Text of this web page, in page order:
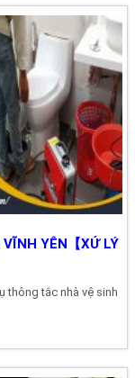
YÊN【XỬ LÝ
thông tắc nhà vệ sinh